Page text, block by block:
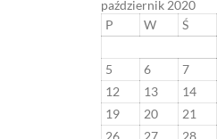
październik 2020
P
W Ś
5
6 7
12
13 14
19
20 21
26
27 28